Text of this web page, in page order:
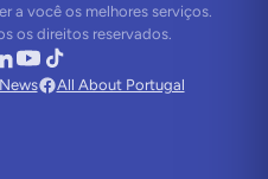
a você os melhores serviços.
os direitos reservados.
All About Portugal